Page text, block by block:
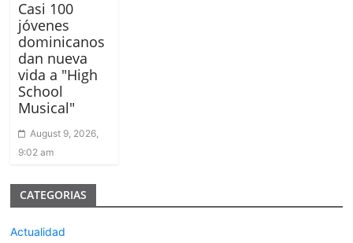
Casi 100
jóvenes
dominicanos
dan nueva
vida a "High
School
Musical"
August 9, 2026,
9:02 am
CATEGORIAS
Actualidad